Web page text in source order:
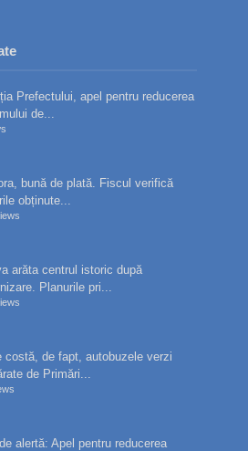
Prefectului, apel pentru reducerea
de...
bună de plată. Fiscul verifică
obținute...
arăta centrul istoric după
Planurile pri...
costă, de fapt, autobuzele verzi
de Primări...
alertă: Apel pentru reducerea